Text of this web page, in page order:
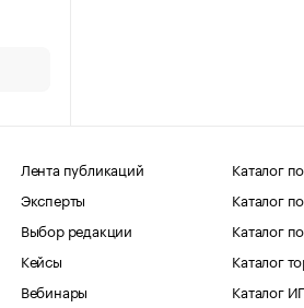
Лента публикаций
Эксперты
Выбор редакции
Кейсы
Вебинары
Каталог
Каталог
Каталог
Каталог
Каталог